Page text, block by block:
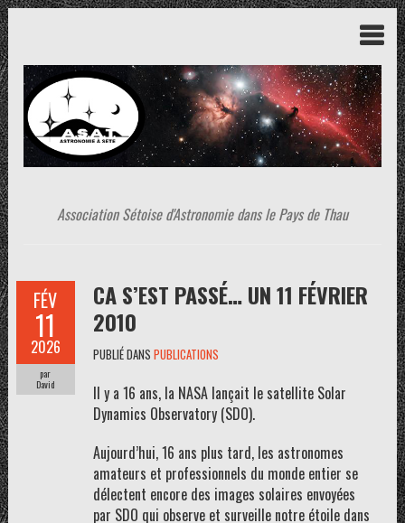
Association Sétoise d'Astronomie dans le Pays de Thau
FÉV
11
2026
par
David
CA S’EST PASSÉ… UN 11 FÉVRIER
2010
PUBLIÉ DANS PUBLICATIONS
Il y a 16 ans, la NASA lançait le satellite Solar
Dynamics Observatory (SDO).
Aujourd’hui, 16 ans plus tard, les astronomes
amateurs et professionnels du monde entier se
délectent encore des images solaires envoyées
par SDO qui observe et surveille notre étoile dans